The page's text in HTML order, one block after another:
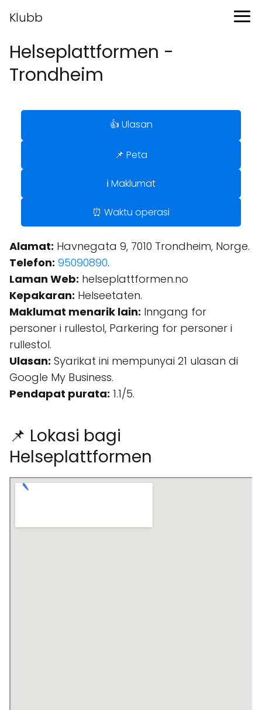
Klubb
Helseplattformen -
Trondheim
👍 Ulasan
📌 Peta
ℹ️ Maklumat
⏰ Waktu operasi
Alamat: Havnegata 9, 7010 Trondheim, Norge.
Telefon: 95090890.
Laman Web: helseplattformen.no
Kepakaran: Helseetaten.
Maklumat menarik lain: Inngang for
personer i rullestol, Parkering for personer i
rullestol.
Ulasan: Syarikat ini mempunyai 21 ulasan di
Google My Business.
Pendapat purata: 1.1/5.
📌 Lokasi bagi
Helseplattformen